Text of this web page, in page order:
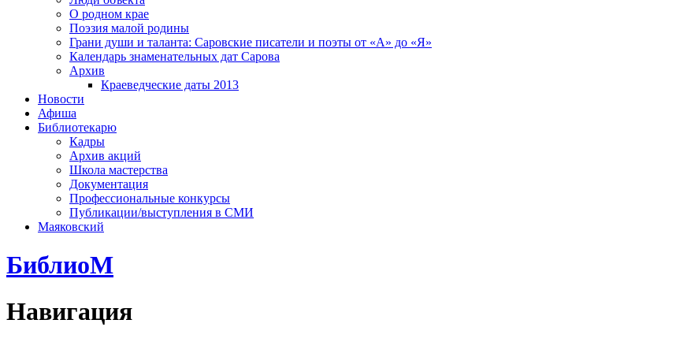
О родном крае
Поэзия малой родины
Грани души и таланта: Саровские писатели и поэты от «А» до «Я»
Календарь знаменательных дат Сарова
Архив
Краеведческие даты 2013
Новости
Афиша
Библиотекарю
Кадры
Архив акций
Школа мастерства
Документация
Профессиональные конкурсы
Публикации/выступления в СМИ
Маяковский
БиблиоМ
Навигация